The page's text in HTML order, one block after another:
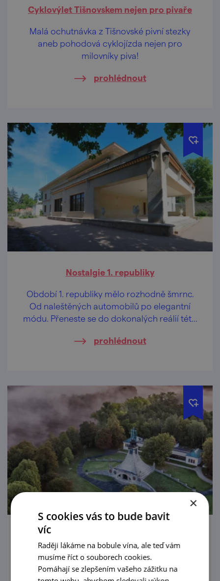
Cyklovýlet Tišnovskem nejen pro pivaře
Malá ochutnávka z Tišnovské pivní stezky
aneb pohodová cyklojízda nejen pro
milovníky piva!
prohlédnout
Nostalgie 1. republiky
Období 1. republiky mělo rozhodně šmrnc.
Od naleštěných automobilů po elegantní
módu. Přeneste se do dokonalých reálií této
prohlédnout
Cyklovyjížďka slavkovským bojištěm -
okruh z Tvarožné
Pohodový výlet po mementech Bitvy tří
×
S cookies vás to bude bavit
víc
Raději lákáme na bobule vína, ale teď vám
musíme říct o souborech cookies.
Pomáhají se zlepšením vašeho zážitku na